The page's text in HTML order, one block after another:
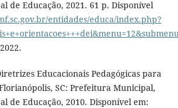
de Educação, 2021. 61 p. Disponível
entidades/educa/index.php?
Educacionais Pedagógicas para
SC: Prefeitura Municipal,
de Educação, 2010. Disponível em: